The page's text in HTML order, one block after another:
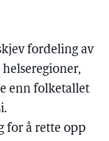
fordeling av
enn folketallet
for å rette opp